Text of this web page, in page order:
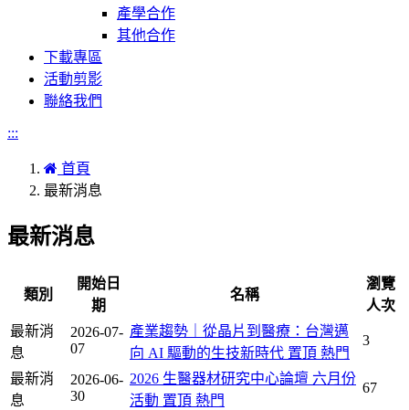
產學合作
其他合作
下載專區
活動剪影
聯絡我們
:::
首頁
最新消息
最新消息
類別
開始日
期
名稱
瀏覽
人次
最新消
息
2026-07-
07
產業趨勢｜從晶片到醫療：台灣邁
向 AI 驅動的生技新時代 置頂 熱門
3
最新消
息
2026-06-
30
2026 生醫器材研究中心論壇 六月份
活動 置頂 熱門
67